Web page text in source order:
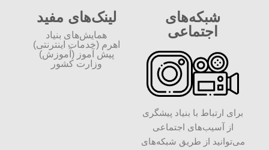
شبکه‌های
اجتماعی
برای ارتباط با بنیاد پیشگری
از آسیب‌های اجتماعی
می‌توانید از طریق شبکه‌‎های
اجتماعی ما اقدام کنید.
لینک‌های مفید
همایش‌های بنیاد
اهرم (خدمات اینترنتی)
پیش آموز (آموزش)
وزارت کشور